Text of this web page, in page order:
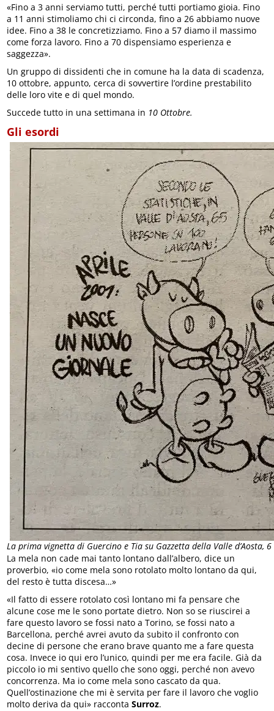
«Fino a 3 anni serviamo tutti, perché tutti portiamo gioia. Fino
a 11 anni stimoliamo chi ci circonda, fino a 26 abbiamo nuove
idee. Fino a 38 le concretizziamo. Fino a 57 diamo il massimo
come forza lavoro. Fino a 70 dispensiamo esperienza e
saggezza».
Un gruppo di dissidenti che in comune ha la data di scadenza,
10 ottobre, appunto, cerca di sovvertire l’ordine prestabilito
delle loro vite e di quel mondo.
Succede tutto in una settimana in 10 Ottobre.
Gli esordi
La prima vignetta di Guercino e Tia su Gazzetta della Valle d’Aosta,
La mela non cade mai tanto lontano dall’albero, dice un
proverbio, «io come mela sono rotolato molto lontano da qui,
del resto è tutta discesa…»
«Il fatto di essere rotolato così lontano mi fa pensare che
alcune cose me le sono portate dietro. Non so se riuscirei a
fare questo lavoro se fossi nato a Torino, se fossi nato a
Barcellona, perché avrei avuto da subito il confronto con
decine di persone che erano brave quanto me a fare questa
cosa. Invece io qui ero l’unico, quindi per me era facile. Già da
piccolo io mi sentivo quello che sono oggi, perché non avevo
concorrenza. Ma io come mela sono cascato da qua.
Quell’ostinazione che mi è servita per fare il lavoro che voglio
molto deriva da qui» raccontaSurroz.